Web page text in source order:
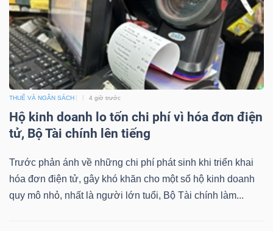
THUẾ VÀ NGÂN SÁCH 4 giờ trước
Hộ kinh doanh lo tốn chi phí vì hóa đơn điện
tử, Bộ Tài chính lên tiếng
Trước phản ánh về những chi phí phát sinh khi triển khai
hóa đơn điện tử, gây khó khăn cho một số hộ kinh doanh
quy mô nhỏ, nhất là người lớn tuổi, Bộ Tài chính làm...